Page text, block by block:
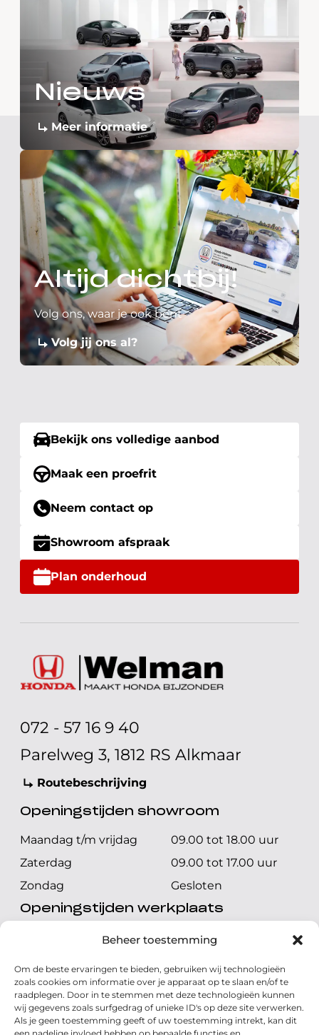
Beheer toestemming
Om de beste ervaringen te bieden, gebruiken wij technologieën
zoals cookies om informatie over je apparaat op te slaan en/of te
raadplegen. Door in te stemmen met deze technologieën kunnen
wij gegevens zoals surfgedrag of unieke ID's op deze site verwerken.
Als je geen toestemming geeft of uw toestemming intrekt, kan dit
Nieuws
Meer informatie
Altijd dichtbij!
Volg ons, waar je ook bent
Volg jij ons al?
Bekijk ons volledige aanbod
Maak een proefrit
Neem contact op
Showroom afspraak
Plan onderhoud
072 - 57 16 9 40
Parelweg 3, 1812 RS Alkmaar
Routebeschrijving
Openingstijden showroom
Maandag t/m vrijdag
09.00 tot 18.00 uur
Zaterdag
09.00 tot 17.00 uur
Zondag
Gesloten
Openingstijden werkplaats
Maandag t/m vrijdag
08.00 tot 17.00 uur
Zondag
Gesloten
Volg ons